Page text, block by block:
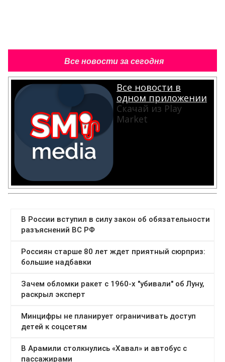
Все новости за сегодня
Все новости в
одном приложении
Скачай из Play
Market